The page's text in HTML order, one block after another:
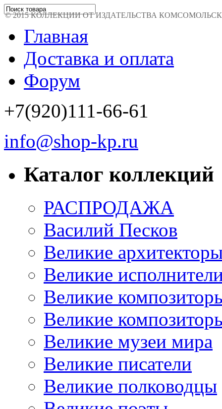
Главная
Доставка и оплата
Форум
+7(920)111-66-61
info@shop-kp.ru
Каталог коллекций
РАСПРОДАЖА
Василий Песков
Великие
Великие
Великие
Великие
Великие музеи мира
Великие писатели
Великие полководцы
© 2015 КОЛЛЕКЦИИ ОТ ИЗДАТЕЛЬСТВА